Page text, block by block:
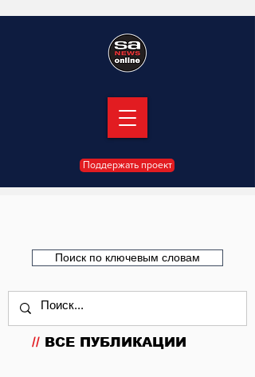
Поддержать проект
Поиск по ключевым словам
// ВСЕ ПУБЛИКАЦИИ